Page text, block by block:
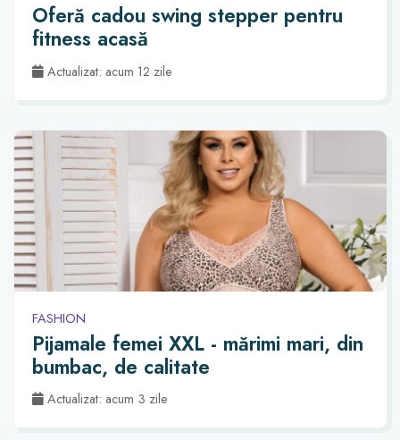
Oferă cadou swing stepper pentru
fitness acasă
Actualizat: acum 12 zile
FASHION
Pijamale femei XXL - mărimi mari, din
bumbac, de calitate
Actualizat: acum 3 zile